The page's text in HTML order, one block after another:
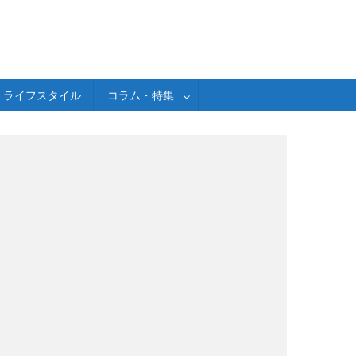
ライフスタイル コラム・特集